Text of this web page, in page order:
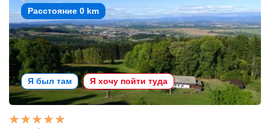
Расстояние 0 km
Я был там Я хочу пойти туда